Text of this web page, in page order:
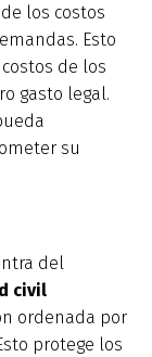
los costos
Esto
de los
gasto legal.
su
del
civil
ordenada por
protege los